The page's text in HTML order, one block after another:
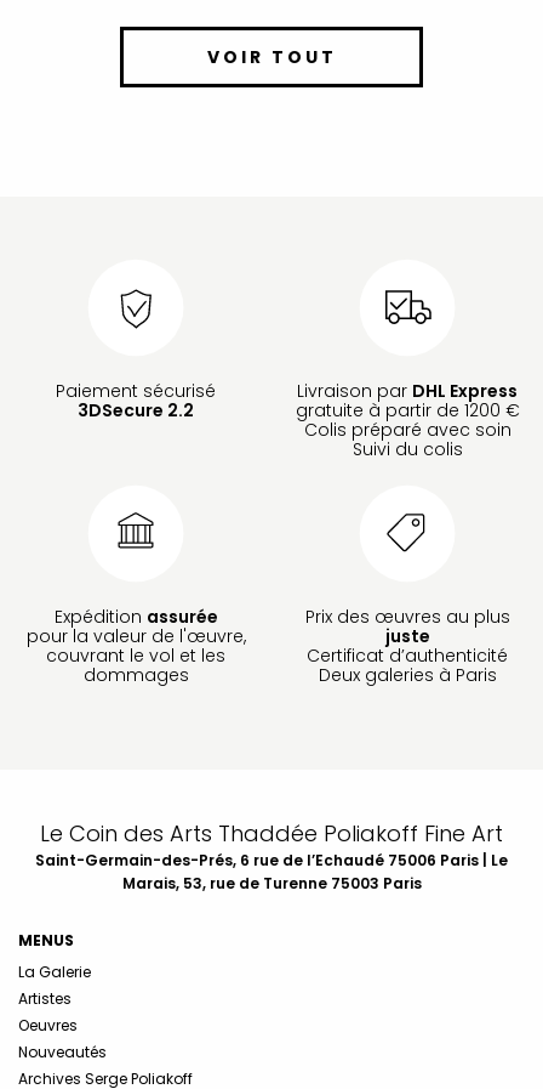
VOIR TOUT
Paiement sécurisé
3DSecure 2.2
Livraison par DHL Express
gratuite à partir de 1200 €
Colis préparé avec soin
Suivi du colis
Expédition assurée
pour la valeur de l'œuvre,
couvrant le vol et les
dommages
Prix des œuvres au plus
juste
Certificat d’authenticité
Deux galeries à Paris
Le Coin des Arts Thaddée Poliakoff Fine Art
Saint-Germain-des-Prés, 6 rue de l’Echaudé 75006 Paris | Le
Marais, 53, rue de Turenne 75003 Paris
MENUS
La Galerie
Artistes
Oeuvres
Nouveautés
Archives Serge Poliakoff